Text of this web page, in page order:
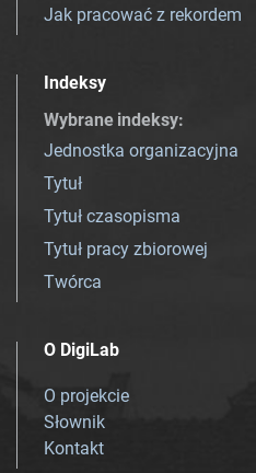
Jak pracować z rekordem
Indeksy
Wybrane indeksy:
Jednostka organizacyjna
Tytuł
Tytuł czasopisma
Tytuł pracy zbiorowej
Twórca
O DigiLab
O projekcie
Słownik
Kontakt